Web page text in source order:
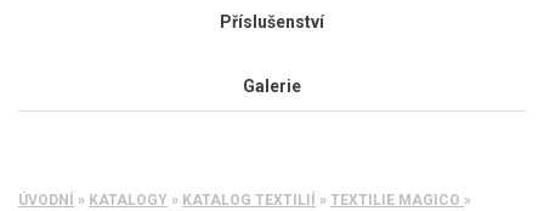
Příslušenství
Galerie
ÚVODNÍ » KATALOGY » KATALOG TEXTILIÍ » TEXTILIE MAGICO »